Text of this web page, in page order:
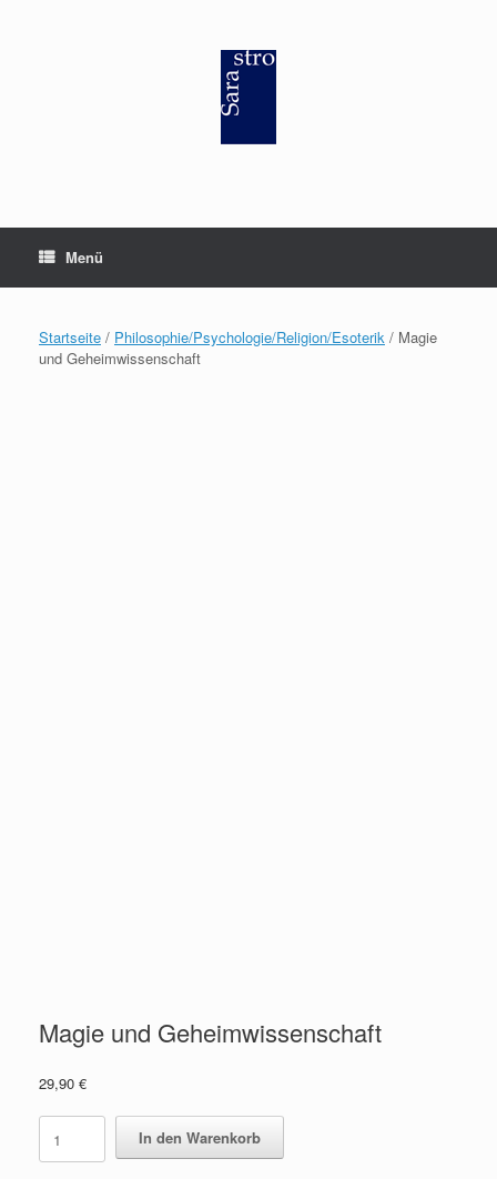
Menü
Startseite / Philosophie/Psychologie/Religion/Esoterik / Magie
und Geheimwissenschaft
Magie und Geheimwissenschaft
29,90 €
Magie
und
Geheimwissenschaft
In den Warenkorb